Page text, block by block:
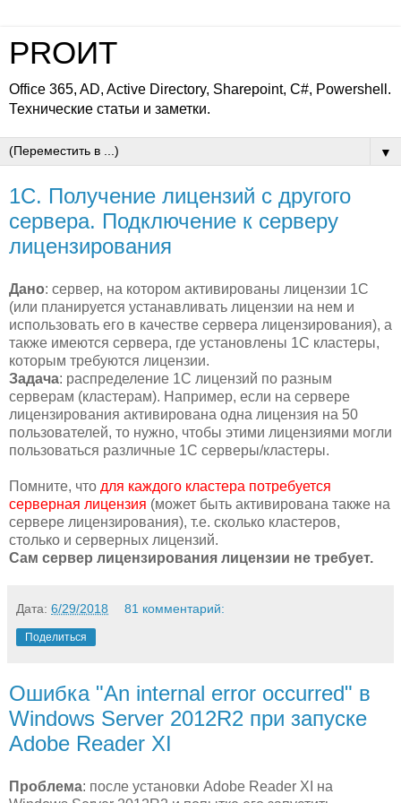
PROИТ
Office 365, AD, Active Directory, Sharepoint, C#, Powershell.
Технические статьи и заметки.
▼
1С. Получение лицензий с другого
сервера. Подключение к серверу
лицензирования
Дано: сервер, на котором активированы лицензии 1С
(или планируется устанавливать лицензии на нем и
использовать его в качестве сервера лицензирования), а
также имеются сервера, где установлены 1С кластеры,
которым требуются лицензии.
Задача: распределение 1С лицензий по разным
серверам (кластерам). Например, если на сервере
лицензирования активирована одна лицензия на 50
пользователей, то нужно, чтобы этими лицензиями могли
пользоваться различные 1С серверы/кластеры.
Помните, что для каждого кластера потребуется
серверная лицензия (может быть активирована также на
сервере лицензирования), т.е. сколько кластеров,
столько и серверных лицензий.
Сам сервер лицензирования лицензии не требует.
Дата: 6/29/2018 81 комментарий:
Поделиться
Ошибка "An internal error occurred" в
Windows Server 2012R2 при запуске
Adobe Reader XI
Проблема: после установки Adobe Reader XI на